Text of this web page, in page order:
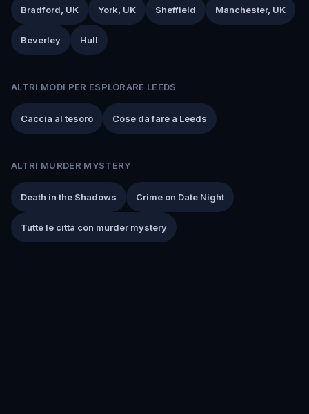
Bradford, UK York, UK Sheffield Manchester, UK
Beverley Hull
ALTRI MODI PER ESPLORARE LEEDS
Caccia al tesoro Cose da fare a Leeds
ALTRI MURDER MYSTERY
Death in the Shadows Crime on Date Night
Tutte le città con murder mystery